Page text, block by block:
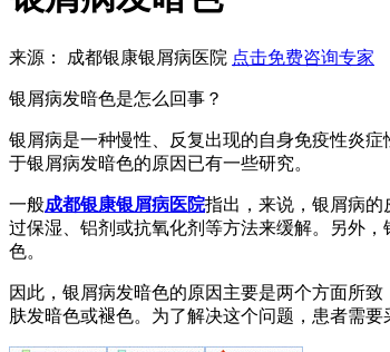
来源： 成都银康银屑病医院 点击免费咨询专家
银屑病发暗色是怎么回事？
银屑病是一种慢性、反复出现的自身免疫性炎
于银屑病发暗色的原因已有一些研究。
一般成都银康银屑病医院指出，来说，银屑病
过保湿、铝剂或抗氧化剂等方法来缓解。另外
色。
因此，银屑病发暗色的原因主要是两个方面所
肤发暗色或褪色。为了解决这个问题，患者需要